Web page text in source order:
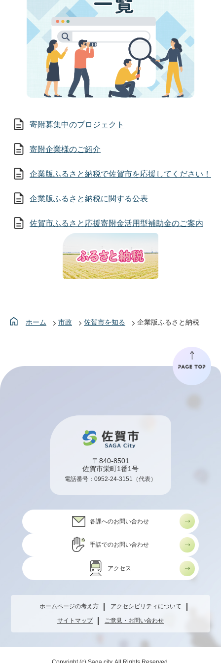
寄附募集中のプロジェクト
寄附企業様のご紹介
企業版ふるさと納税で佐賀市を応援してください！
企業版ふるさと納税に関する公表
佐賀市ふるさと応援寄附金活用型補助金のご案内
ホーム 市政 佐賀市を知る 企業版ふるさと納税
〒840-8501
佐賀市栄町1番1号
電話番号： 0952-24-3151 （代表）
各課へのお問い合わせ
手話でのお問い合わせ
アクセス
ホームページの考え方 アクセシビリティについて
サイトマップ ご意見・お問い合わせ